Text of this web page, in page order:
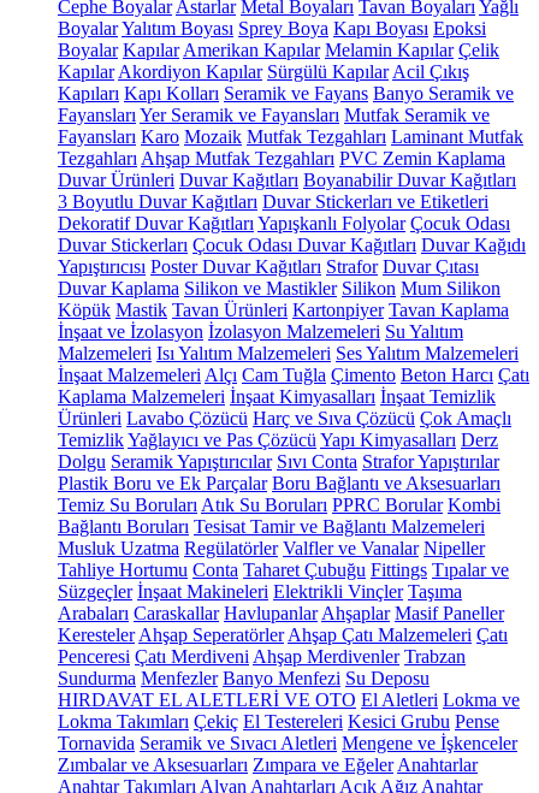
Cephe Boyalar Astarlar Metal Boyaları Tavan Boyaları Yağlı
BoyalarYalıtım Boyası Sprey Boya Kapı Boyası Epoksi
Boyalar Kapılar Amerikan Kapılar Melamin Kapılar Çelik
Kapılar Akordiyon Kapılar Sürgülü Kapılar Acil Çıkış
Kapıları Kapı Kolları Seramik ve Fayans Banyo Seramik ve
Fayansları Yer Seramik ve Fayansları Mutfak Seramik ve
Fayansları Karo Mozaik Mutfak Tezgahları Laminant Mutfak
Tezgahları Ahşap Mutfak Tezgahları PVC Zemin Kaplama
Duvar Ürünleri Duvar Kağıtları Boyanabilir Duvar Kağıtları
3 Boyutlu Duvar Kağıtları Duvar Stickerları ve Etiketleri
Dekoratif Duvar Kağıtları Yapışkanlı Folyolar Çocuk Odası
Duvar Stickerları Çocuk Odası Duvar Kağıtları Duvar Kağıdı
Yapıştırıcısı Poster Duvar Kağıtları Strafor Duvar Çıtası
Duvar Kaplama Silikon ve Mastikler Silikon Mum Silikon
Köpük Mastik Tavan Ürünleri Kartonpiyer Tavan Kaplama
İnşaat ve İzolasyon İzolasyon Malzemeleri Su Yalıtım
Malzemeleri Isı Yalıtım Malzemeleri Ses Yalıtım Malzemeleri
İnşaat Malzemeleri Alçı Cam Tuğla Çimento Beton Harcı Çatı
Kaplama Malzemeleri İnşaat Kimyasalları İnşaat Temizlik
Ürünleri Lavabo Çözücü Harç ve Sıva Çözücü Çok Amaçlı
TemizlikYağlayıcı ve Pas Çözücü Yapı Kimyasalları Derz
Dolgu Seramik Yapıştırıcılar Sıvı Conta Strafor Yapıştırılar
Plastik Boru ve Ek Parçalar Boru Bağlantı ve Aksesuarları
Temiz Su Boruları Atık Su Boruları PPRC Borular Kombi
Bağlantı Boruları Tesisat Tamir ve Bağlantı Malzemeleri
Musluk Uzatma Regülatörler Valfler ve Vanalar Nipeller
Tahliye Hortumu Conta Taharet Çubuğu Fittings Tıpalar ve
Süzgeçler İnşaat Makineleri Elektrikli Vinçler Taşıma
Arabaları Caraskallar Havlupanlar Ahşaplar Masif Paneller
Keresteler Ahşap Seperatörler Ahşap Çatı Malzemeleri Çatı
Penceresi Çatı Merdiveni Ahşap Merdivenler Trabzan
Sundurma Menfezler Banyo Menfezi Su Deposu
HIRDAVAT EL ALETLERİ VE OTO El Aletleri Lokma ve
Lokma Takımları Çekiç El Testereleri Kesici Grubu Pense
Tornavida Seramik ve Sıvacı Aletleri Mengene ve İşkenceler
Zımbalar ve Aksesuarları Zımpara ve Eğeler Anahtarlar
Anahtar Takımları Alyan Anahtarları Açık Ağız Anahtar